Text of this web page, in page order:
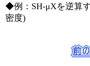
◆例：SH-μXを逆算
密度)